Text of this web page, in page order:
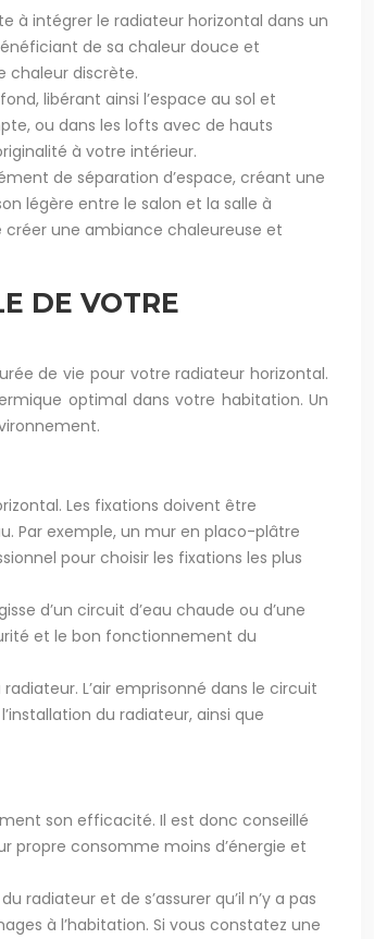
à intégrer le radiateur horizontal dans un
de sa chaleur douce et
chaleur discrète.
libérant ainsi l’espace au sol et
ou dans les lofts avec de hauts
à votre intérieur.
de séparation d’espace, créant une
légère entre le salon et la salle à
créer une ambiance chaleureuse et
DE VOTRE
de vie pour votre radiateur horizontal.
optimal dans votre habitation. Un
Les fixations doivent être
Par exemple, un mur en placo-plâtre
pour choisir les fixations les plus
d’un circuit d’eau chaude ou d’une
et le bon fonctionnement du
L’air emprisonné dans le circuit
du radiateur, ainsi que
son efficacité. Il est donc conseillé
propre consomme moins d’énergie et
et de s’assurer qu’il n’y a pas
à l’habitation. Si vous constatez une